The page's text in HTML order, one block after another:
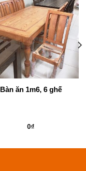
Bàn ăn 1m6, 6 ghế
0₫